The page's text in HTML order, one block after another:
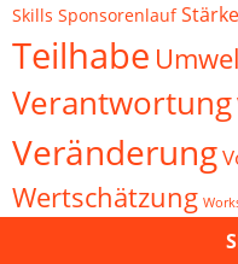
Skills Sponsorenlauf
Teilhabe
Verantwortung
Veränderung
Wertschätzung